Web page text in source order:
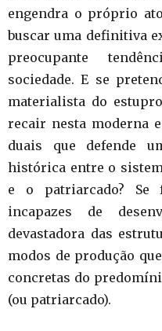
engendra o próprio
buscar uma definitiva
preocupante
sociedade. E se
materialista do
recair nesta moderna
duais que defende
histórica entre o
e o patriarcado? Se
incapazes de
devastadora das
modos de produção
concretas do
(ou patriarcado).